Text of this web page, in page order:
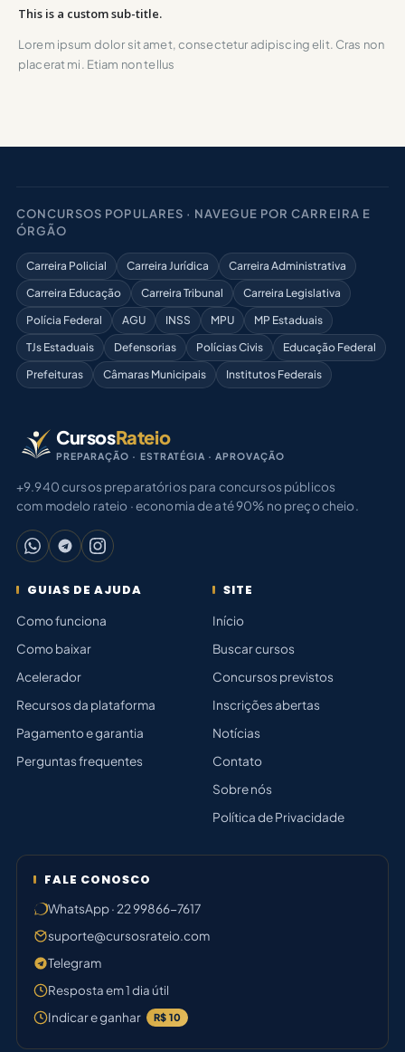
This is a custom sub-title.
Lorem ipsum dolor sit amet, consectetur adipiscing elit. Cras non
placerat mi. Etiam non tellus
CONCURSOS POPULARES · NAVEGUE POR CARREIRA E
ÓRGÃO
Carreira Policial Carreira Jurídica
Carreira Administrativa
Carreira Educação
Carreira Tribunal
Carreira Legislativa
Polícia Federal
AGU INSS MPU
MP Estaduais
TJs Estaduais
Defensorias Polícias Civis
Educação Federal
Prefeituras
Câmaras Municipais Institutos Federais
CursosRateio
PREPARAÇÃO · ESTRATÉGIA · APROVAÇÃO
+9.940 cursos preparatórios para concursos públicos
com modelo rateio · economia de até 90% no preço cheio.
GUIAS DE AJUDA
Como funciona
Como baixar
Acelerador
Recursos da plataforma
Pagamento e garantia
Perguntas frequentes
SITE
Início
Buscar cursos
Concursos previstos
Inscrições abertas
Notícias
Contato
Sobre nós
Política de Privacidade
FALE CONOSCO
WhatsApp · 22 99866-7617
suporte@cursosrateio.com
Telegram
Resposta em 1 dia útil
Indicar e ganhar
R$ 10